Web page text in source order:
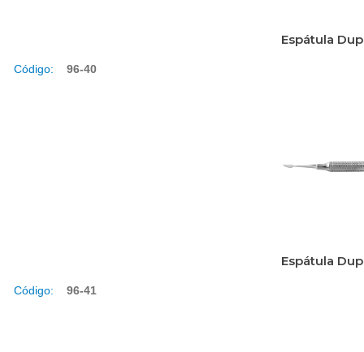
Espátula
Código: 96-40
Espátula
Código: 96-41